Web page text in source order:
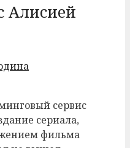
Алисией
сервис
сериала,
фильма